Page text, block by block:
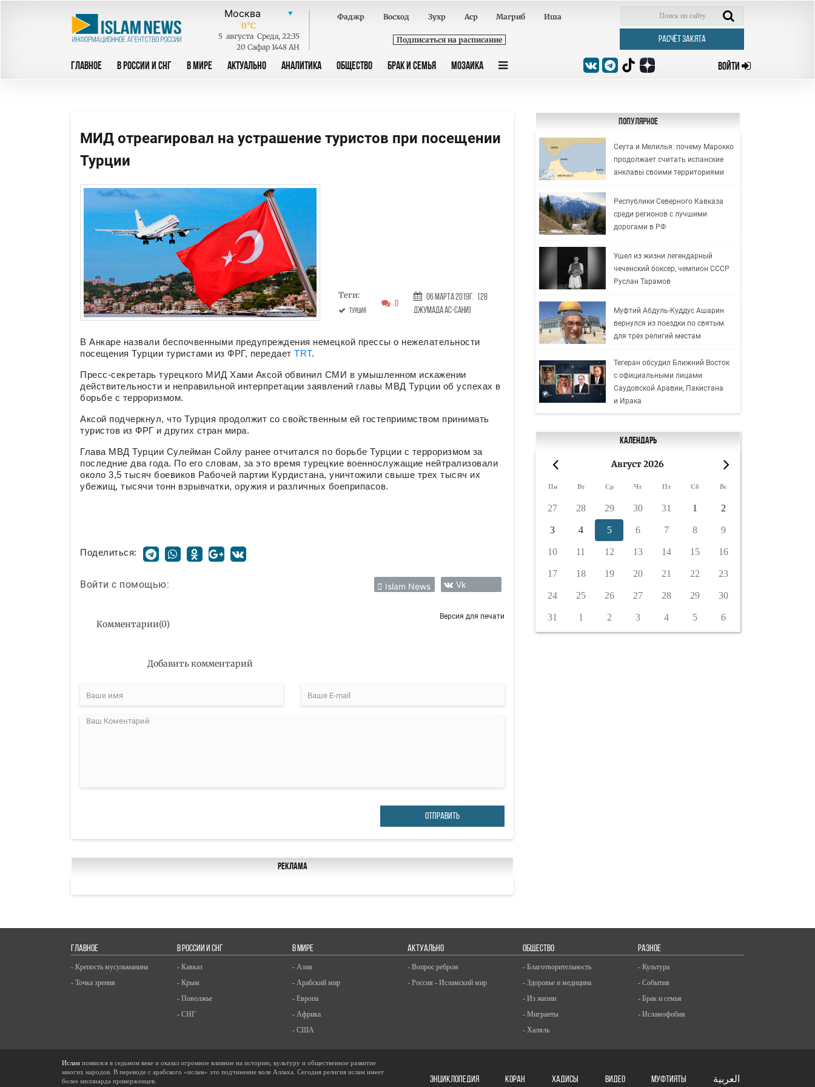
0°C
5 августа Среда, 22:35
20 Сафар 1448 AH
Фаджр Восход Зухр Аср Магриб Иша
Подписаться на расписание РАСЧЁТ ЗАКЯТА
ГЛАВНОЕ В РОССИИ И СНГ В МИРЕ АКТУАЛЬНО АНАЛИТИКА ОБЩЕСТВО БРАК И СЕМЬЯ МОЗАИКА ВОЙТИ
МИД отреагировал на устрашение туристов при посещении
Турции
Теги:
Турция
0
06 Марта 2019г. (28
Джумада ас-сани)
В Анкаре назвали беспочвенными предупреждения немецкой прессы о нежелательности
посещения Турции туристами из ФРГ, передает TRT.
Пресс-секретарь турецкого МИД Хами Аксой обвинил СМИ в умышленном искажении
действительности и неправильной интерпретации заявлений главы МВД Турции об успехах в
борьбе с терроризмом.
Аксой подчеркнул, что Турция продолжит со свойственным ей гостеприимством принимать
туристов из ФРГ и других стран мира.
Глава МВД Турции Сулейман Сойлу ранее отчитался по борьбе Турции с терроризмом за
последние два года. По его словам, за это время турецкие военнослужащие нейтрализовали
около 3,5 тысяч боевиков Рабочей партии Курдистана, уничтожили свыше трех тысяч их
убежищ, тысячи тонн взрывчатки, оружия и различных боеприпасов.
Поделиться:
Войти с помощью: Islam News Vk
Комментарии(0)
Версия для печати
Добавить комментарий
ОТПРАВИТЬ
Реклама
Популярное
Сеута и Мелилья: почему Марокко
продолжает считать испанские
анклавы своими территориями
Республики Северного Кавказа
среди регионов с лучшими
дорогами в РФ
Ушел из жизни легендарный
чеченский боксер, чемпион СССР
Руслан Тарамов
Муфтий Абдуль-Куддус Ашарин
вернулся из поездки по святым
для трёх религий местам
Тегеран обсудил Ближний Восток
с официальными лицами
Саудовской Аравии, Пакистана
и Ирака
Календарь
Август 2026
Пн Вт Ср Чт Пт Сб Вс
27 28 29 30 31 1 2
3 4 5 6 7 8 9
10 11 12 13 14 15 16
17 18 19 20 21 22 23
24 25 26 27 28 29 30
31 1 2 3 4 5 6
ГЛАВНОЕ
- Крепость мусульманина
- Точка зрения
В РОССИИ И СНГ
- Кавказ
- Крым
- Поволжье
- СНГ
В МИРЕ
- Азия
- Арабский мир
- Европа
- Африка
- США
АКТУАЛЬНО
- Вопрос ребром
- Россия - Исламский мир
ОБЩЕСТВО
- Благотворительность
- Здоровье и медицина
- Из жизни
- Мигранты
- Халяль
РАЗНОЕ
- Культура
- События
- Брак и семья
- Исламофобия
Ислам появился в седьмом веке и оказал огромное влияние на историю, культуру и общественное развитие
многих народов. В переводе с арабского «ислам» это подчинение воле Аллаха. Сегодня религия ислам имеет
более миллиарда приверженцев.
ЭНЦИКЛОПЕДИЯ КОРАН ХАДИСЫ ВИДЕО Муфтияты العربية